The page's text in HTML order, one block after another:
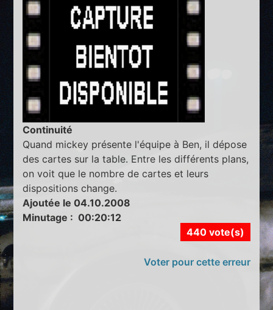
Continuité
Quand mickey présente l'équipe à Ben, il dépose
des cartes sur la table. Entre les différents plans,
on voit que le nombre de cartes et leurs
dispositions change.
Ajoutée le 04.10.2008
Minutage : 00:20:12
440 vote(s)
Voter pour cette erreur